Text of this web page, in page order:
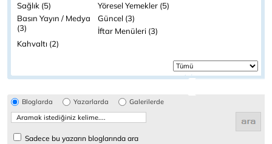
Sağlık (5)
Yöresel Yemekler (5)
Basın Yayın / Medya
(3)
Güncel (3)
İftar Menüleri (3)
Kahvaltı (2)
Bloglarda Yazarlarda Galerilerde
Sadece bu yazarın bloglarında ara